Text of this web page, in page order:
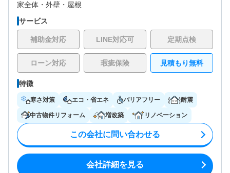
家全体・ 外壁・ 屋根
サービス
補助金対応 LINE対応可 定期点検
ローン対応 瑕疵保険 見積もり無料
特徴
寒さ対策 エコ・省エネ バリアフリー 耐震
中古物件リフォーム 増改築 リノベーション
この会社に問い合わせる
会社詳細を見る